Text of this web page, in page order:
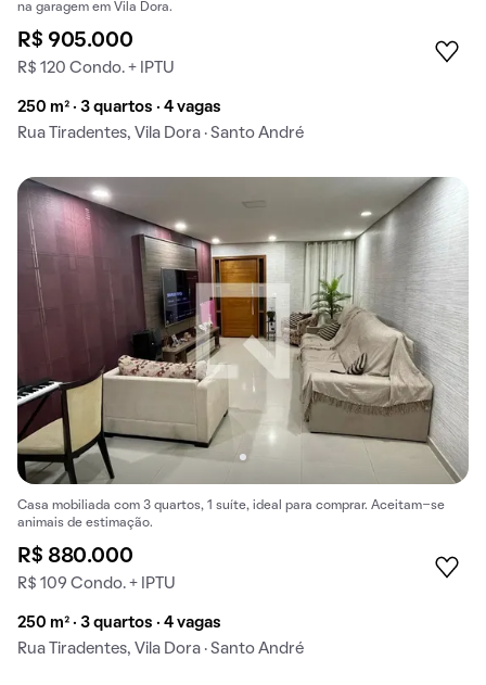
na garagem em Vila Dora.
R$ 905.000
R$ 120 Condo. + IPTU
250 m² · 3 quartos · 4 vagas
Rua Tiradentes, Vila Dora · Santo André
Casa mobiliada com 3 quartos, 1 suíte, ideal para comprar. Aceitam-se
animais de estimação.
R$ 880.000
R$ 109 Condo. + IPTU
250 m² · 3 quartos · 4 vagas
Rua Tiradentes, Vila Dora · Santo André